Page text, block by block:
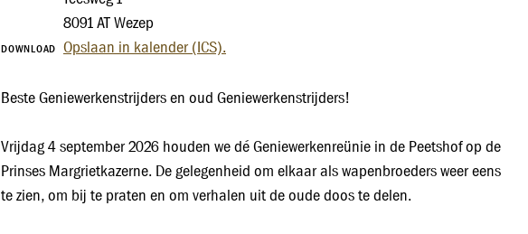
8091 AT Wezep
DOWNLOAD Opslaan in kalender (ICS).
Beste Geniewerkenstrijders en oud Geniewerkenstrijders!
Vrijdag 4 september 2026 houden we dé Geniewerkenreünie in de Peetshof op de
Prinses Margrietkazerne. De gelegenheid om elkaar als wapenbroeders weer eens
te zien, om bij te praten en om verhalen uit de oude doos te delen.